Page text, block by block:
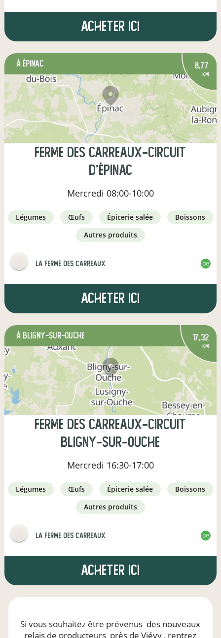
Acheter ici
à Épinac 8,77
km
Ferme des Carreaux-Circuit
d'Épinac
Mercredi 08:00-10:00
légumes œufs épicerie salée
boissons
autres produits
La Ferme des Carreaux CAB
Acheter ici
à Bligny-sur-Ouche 17,32
km
Ferme des Carreaux-Circuit
Bligny-sur-Ouche
Mercredi 16:30-17:00
légumes œufs épicerie salée
boissons
autres produits
La Ferme des Carreaux CAB
Acheter ici
Si vous souhaitez être prévenus des nouveaux
relais de producteurs près de Viévy , rentrez